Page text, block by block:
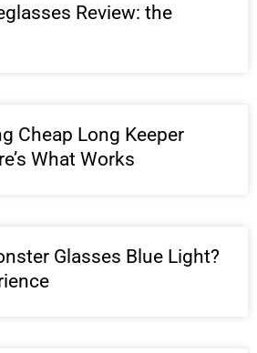
Review: the
Cheap Long Keeper
What Works
Glasses Blue Light?